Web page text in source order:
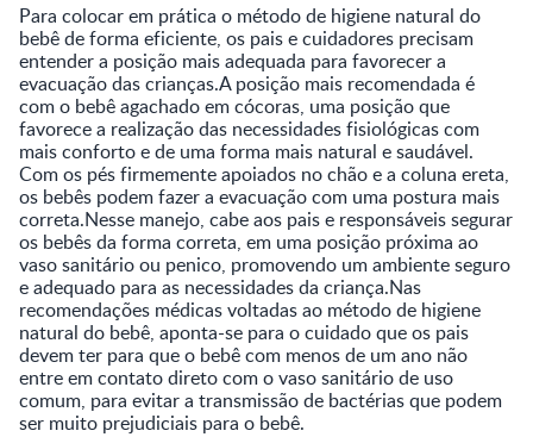
Para colocar em prática o método de higiene natural do
bebê de forma eficiente, os pais e cuidadores precisam
entender a posição mais adequada para favorecer a
evacuação das crianças.A posição mais recomendada é
com o bebê agachado em cócoras, uma posição que
favorece a realização das necessidades fisiológicas com
mais conforto e de uma forma mais natural e saudável.
Com os pés firmemente apoiados no chão e a coluna ereta,
os bebês podem fazer a evacuação com uma postura mais
correta.Nesse manejo, cabe aos pais e responsáveis segurar
os bebês da forma correta, em uma posição próxima ao
vaso sanitário ou penico, promovendo um ambiente seguro
e adequado para as necessidades da criança.Nas
recomendações médicas voltadas ao método de higiene
natural do bebê, aponta-se para o cuidado que os pais
devem ter para que o bebê com menos de um ano não
entre em contato direto com o vaso sanitário de uso
comum, para evitar a transmissão de bactérias que podem
ser muito prejudiciais para o bebê.